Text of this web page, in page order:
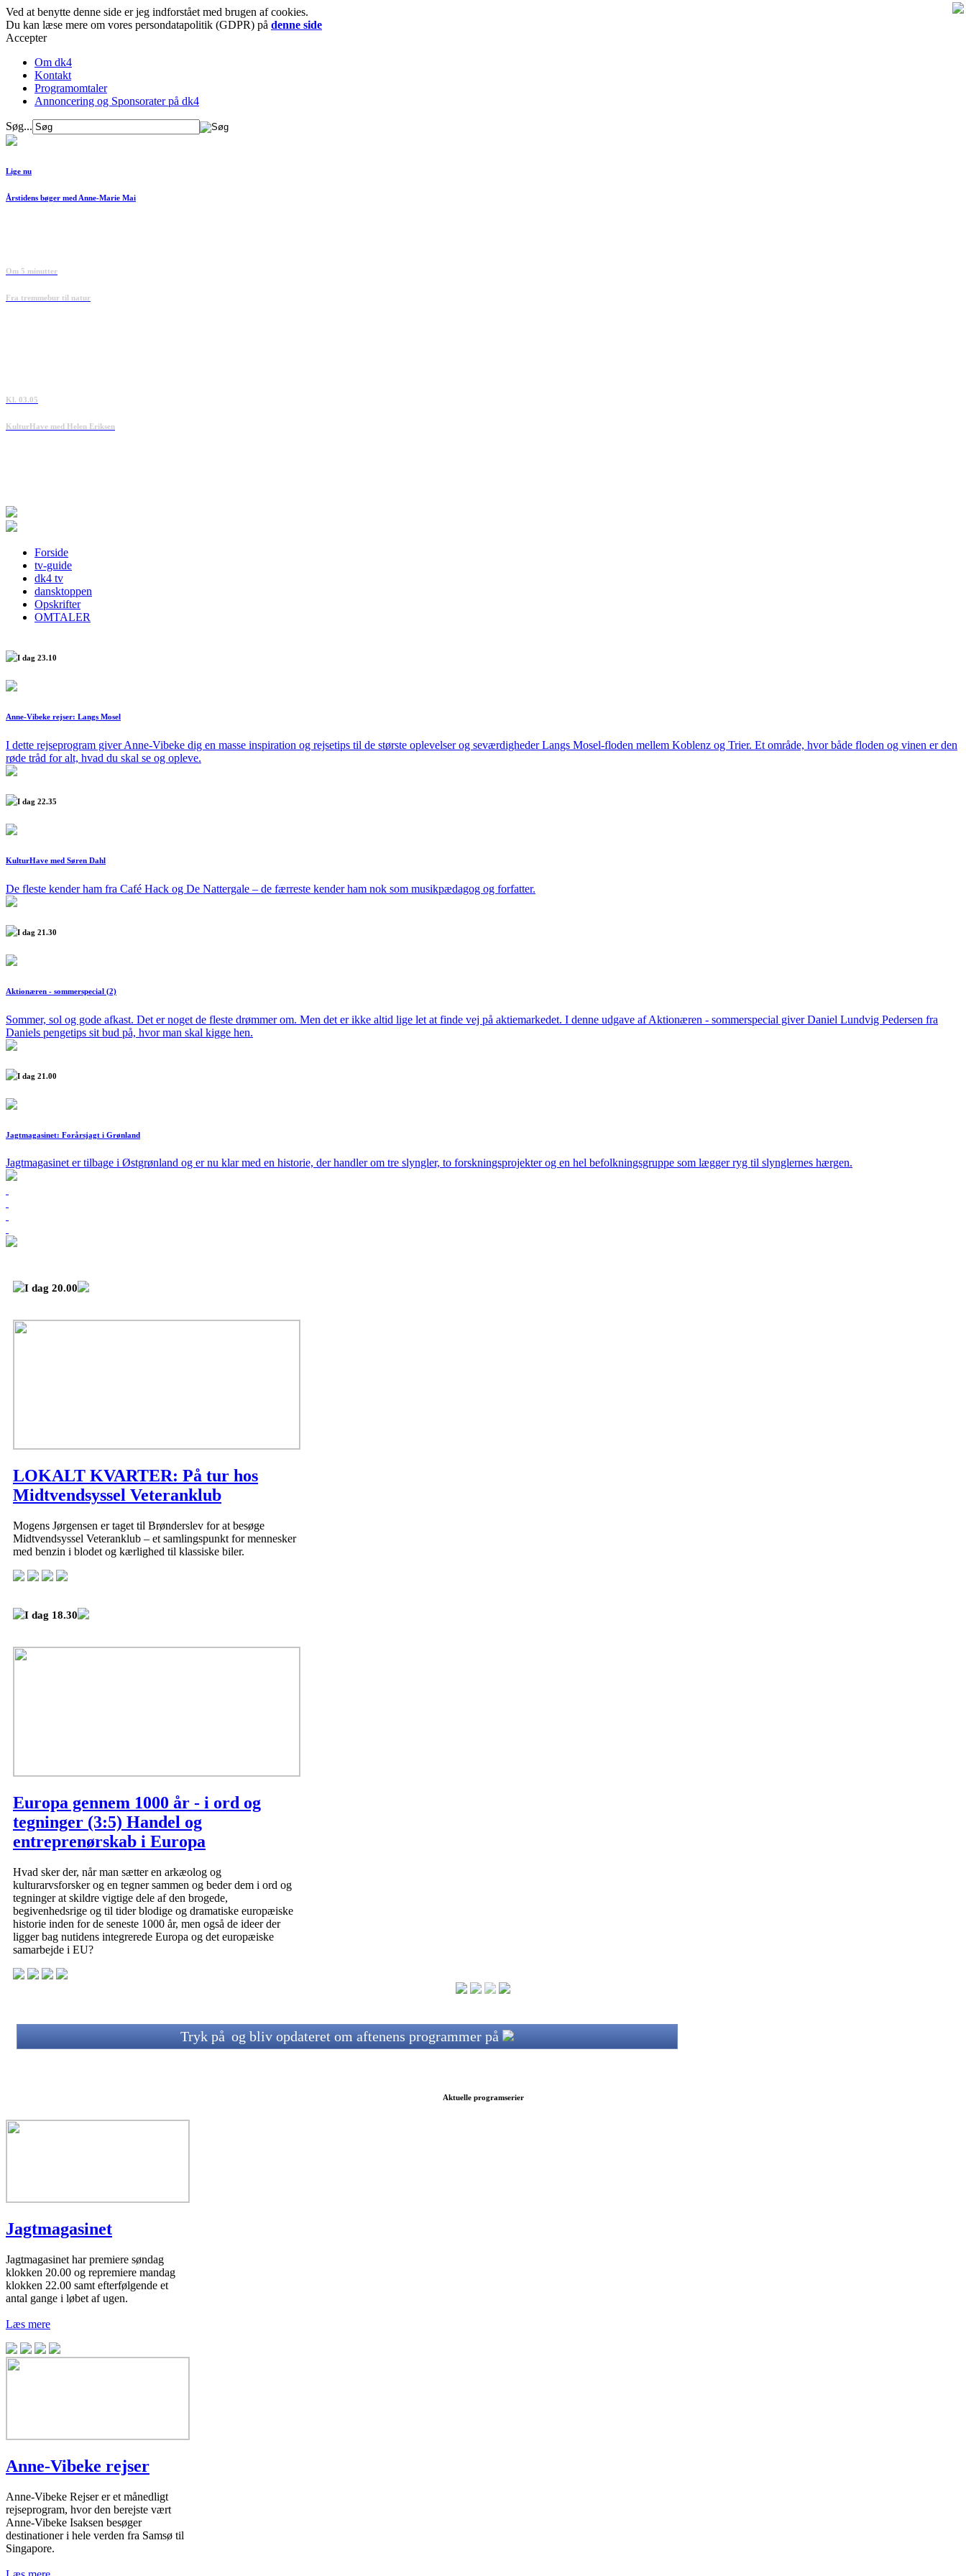
Ved at benytte denne side er jeg indforstået med brugen af cookies.
Du kan læse mere om vores persondatapolitik (GDPR) på denne side
Accepter
Om dk4
Kontakt
Programomtaler
Annoncering og Sponsorater på dk4
Søg...
Lige nu
Årstidens bøger med Anne-Marie Mai
Om 5 minutter
Fra tremmebur til natur
Kl. 03.05
KulturHave med Helen Eriksen
Forside
tv-guide
dk4 tv
dansktoppen
Opskrifter
OMTALER
I dag 23.10
Anne-Vibeke rejser: Langs Mosel
I dette rejseprogram giver Anne-Vibeke dig en masse inspiration og rejsetips til de største oplevelser og seværdigheder Langs Mosel-floden mellem Koblenz og Trier. Et område, hvor både floden og vinen er den
røde tråd for alt, hvad du skal se og opleve.
I dag 22.35
KulturHave med Søren Dahl
De fleste kender ham fra Café Hack og De Nattergale – de færreste kender ham nok som musikpædagog og forfatter.
I dag 21.30
Aktionæren - sommerspecial (2)
Sommer, sol og gode afkast. Det er noget de fleste drømmer om. Men det er ikke altid lige let at finde vej på aktiemarkedet. I denne udgave af Aktionæren - sommerspecial giver Daniel Lundvig Pedersen fra
Daniels pengetips sit bud på, hvor man skal kigge hen.
I dag 21.00
Jagtmagasinet: Forårsjagt i Grønland
Jagtmagasinet er tilbage i Østgrønland og er nu klar med en historie, der handler om tre slyngler, to forskningsprojekter og en hel befolkningsgruppe som lægger ryg til slynglernes hærgen.
I dag 20.00
LOKALT KVARTER: På tur hos
Midtvendsyssel Veteranklub
Mogens Jørgensen er taget til Brønderslev for at besøge
Midtvendsyssel Veteranklub – et samlingspunkt for mennesker
med benzin i blodet og kærlighed til klassiske biler.
I dag 18.30
Europa gennem 1000 år - i ord og
tegninger (3:5) Handel og
entreprenørskab i Europa
Hvad sker der, når man sætter en arkæolog og
kulturarvsforsker og en tegner sammen og beder dem i ord og
tegninger at skildre vigtige dele af den brogede,
begivenhedsrige og til tider blodige og dramatiske europæiske
historie inden for de seneste 1000 år, men også de ideer der
ligger bag nutidens integrerede Europa og det europæiske
samarbejde i EU?
Tryk på og bliv opdateret om aftenens programmer på
Aktuelle programserier
Jagtmagasinet
Jagtmagasinet har premiere søndag
klokken 20.00 og repremiere mandag
klokken 22.00 samt efterfølgende et
antal gange i løbet af ugen.
Læs mere
Anne-Vibeke rejser
Anne-Vibeke Rejser er et månedligt
rejseprogram, hvor den berejste vært
Anne-Vibeke Isaksen besøger
destinationer i hele verden fra Samsø til
Singapore.